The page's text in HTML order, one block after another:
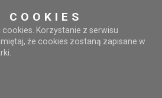
COOKIES
Korzystanie z serwisu
że cookies zostaną zapisane w